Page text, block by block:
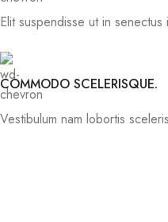
Elit suspendisse ut in
COMMODO SCELERISQUE.
Vestibulum nam lobortis